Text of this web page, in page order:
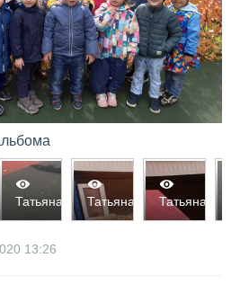
2203
0
Татьяна
2190
0
Татьяна
2312
0
Татьяна
13:26